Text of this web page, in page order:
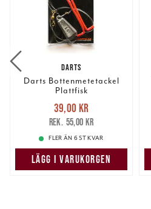
DARTS
Darts Bottenmetetackel
Plattfisk
Nuvarande pris
39,00 krTidigare pris
55,00 kr
39,00 kr
55,00 kr
FLER ÄN 6 ST KVAR
LÄGG I VARUKORGEN